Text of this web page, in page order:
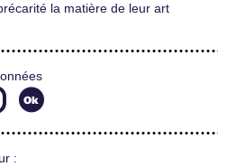
la matière de leur art
: